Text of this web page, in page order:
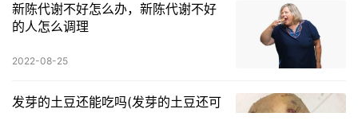
新陈代谢不好怎么办，新陈代谢不好
的人怎么调理
2022-08-25
发芽的土豆还能吃吗(发芽的土豆还可